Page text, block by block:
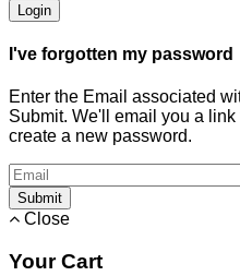
Login
I've forgotten my password
Enter the Email associated
Submit. We'll email you a
create a new password.
Submit
Close
Your Cart